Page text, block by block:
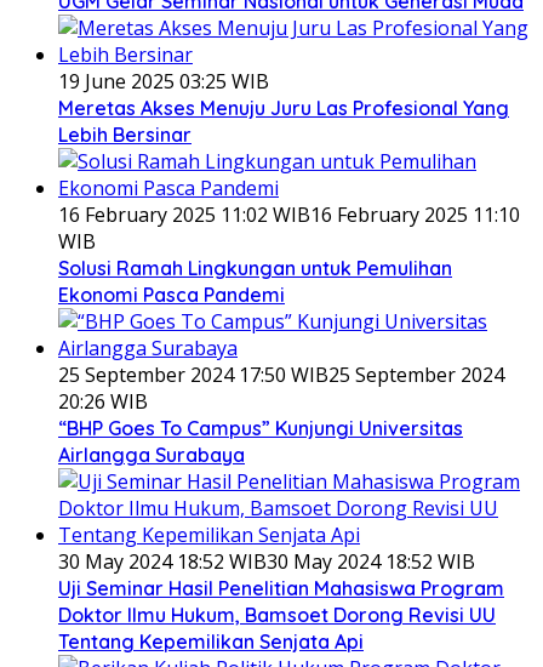
19 June 2025 03:25 WIB
Meretas Akses Menuju Juru Las Profesional Yang
Lebih Bersinar
16 February 2025 11:02 WIB16 February 2025 11:10
WIB
Solusi Ramah Lingkungan untuk Pemulihan
Ekonomi Pasca Pandemi
25 September 2024 17:50 WIB25 September 2024
20:26 WIB
“BHP Goes To Campus” Kunjungi Universitas
Airlangga Surabaya
30 May 2024 18:52 WIB30 May 2024 18:52 WIB
Uji Seminar Hasil Penelitian Mahasiswa Program
Doktor Ilmu Hukum, Bamsoet Dorong Revisi UU
Tentang Kepemilikan Senjata Api